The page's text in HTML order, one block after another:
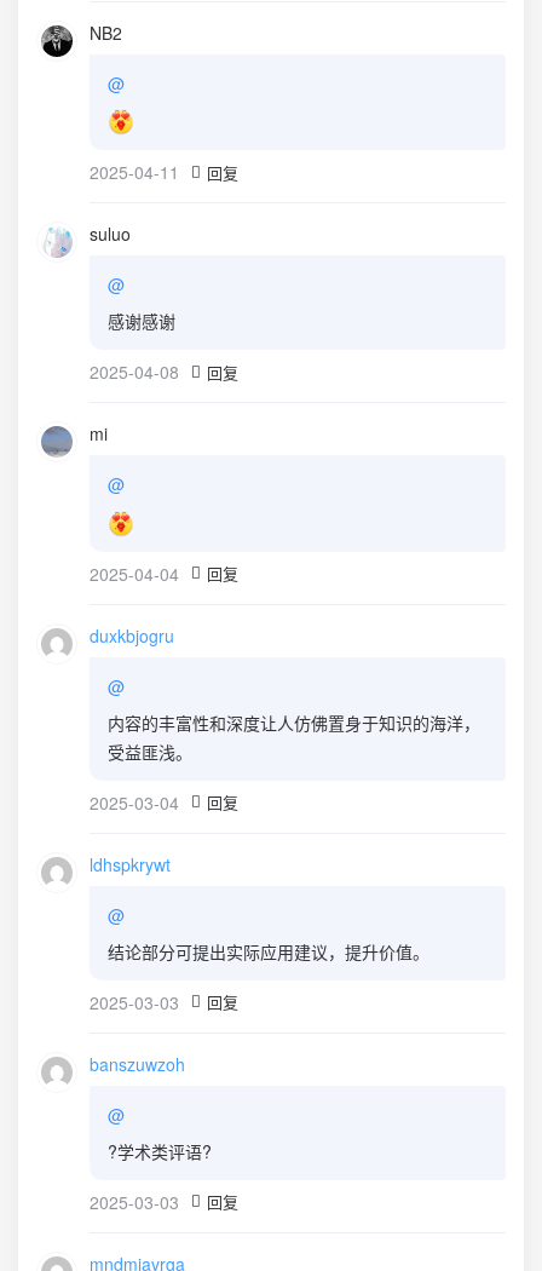
NB2
@
2025-04-11 回复
suluo
@
感谢感谢
2025-04-08 回复
mi
@
2025-04-04 回复
duxkbjogru
@
内容的丰富性和深度让人仿佛置身于知识的海洋，
受益匪浅。
2025-03-04 回复
ldhspkrywt
@
结论部分可提出实际应用建议，提升价值。
2025-03-03 回复
banszuwzoh
@
?学术类评语?
2025-03-03 回复
mndmiavrga